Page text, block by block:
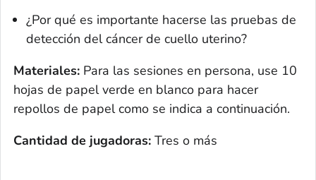
¿Por qué es importante hacerse las pruebas de
detección del cáncer de cuello uterino?
Materiales: Para las sesiones en persona, use 10
hojas de papel verde en blanco para hacer
repollos de papel como se indica a continuación.
Cantidad de jugadoras: Tres o más